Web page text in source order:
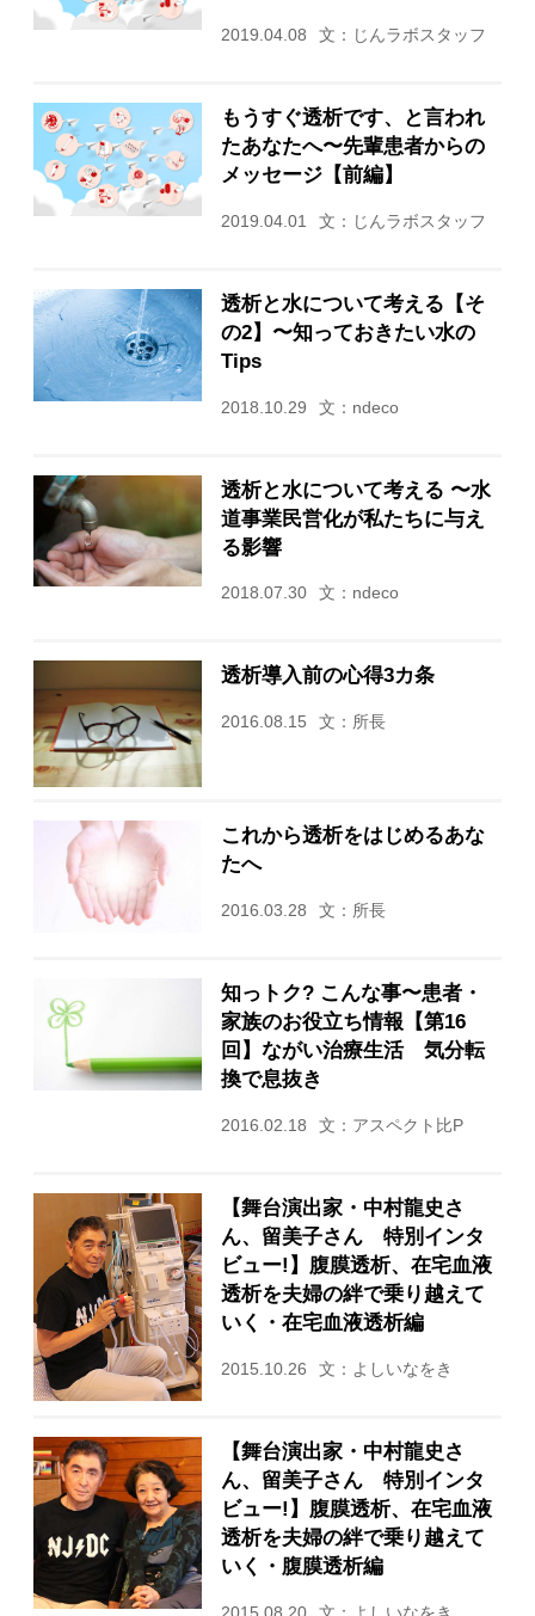
2019.04.08 文：じんラボスタッフ
もうすぐ透析です、と言われ
たあなたへ〜先輩患者からの
メッセージ【前編】
2019.04.01 文：じんラボスタッフ
透析と水について考える【そ
の2】〜知っておきたい水の
Tips
2018.10.29 文：ndeco
透析と水について考える 〜水
道事業民営化が私たちに与え
る影響
2018.07.30 文：ndeco
透析導入前の心得3カ条
2016.08.15 文：所長
これから透析をはじめるあな
たへ
2016.03.28 文：所長
知っトク? こんな事〜患者・
家族のお役立ち情報【第16
回】ながい治療生活 気分転
換で息抜き
2016.02.18 文：アスペクト比P
【舞台演出家・中村龍史さ
ん、留美子さん 特別インタ
ビュー!】腹膜透析、在宅血液
透析を夫婦の絆で乗り越えて
いく・在宅血液透析編
2015.10.26 文：よしいなをき
【舞台演出家・中村龍史さ
ん、留美子さん 特別インタ
ビュー!】腹膜透析、在宅血液
透析を夫婦の絆で乗り越えて
いく・腹膜透析編